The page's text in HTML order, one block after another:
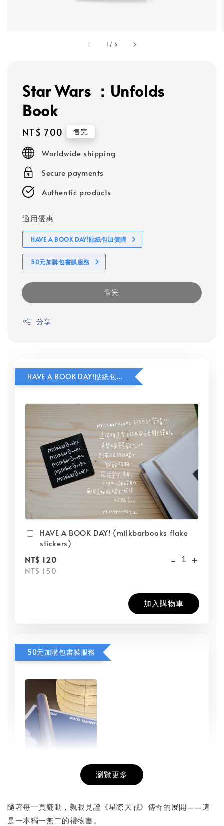
1 / 6
Star Wars ：Unfolds
Book
Regular
price
NT$ 700 售完
Worldwide shipping
Secure payments
Authentic products
適用優惠
HAVE A BOOK DAY!貼紙包加價購
50元加購包書膜服務
售完
分享
HAVE A BOOK DAY!貼紙包加價購
HAVE A BOOK DAY! (milkbarbooks flake
stickers)
NT$ 120
NT$ 150
- +
加入購物車
50元加購包書膜服務
NT$ 50
NT$ 100
- +
瀏覽更多
隨著每一頁翻動，親眼見證《星際大戰》傳奇的展開——這
是一本獨一無二的禮物書。